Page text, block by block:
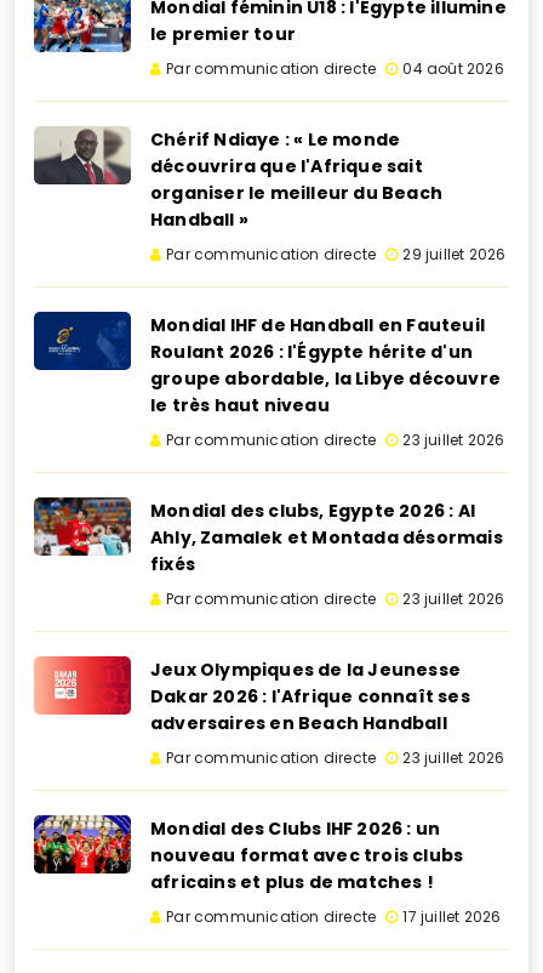
Mondial féminin U18 : l'Égypte illumine
le premier tour
Par communication directe 04 août 2026
Chérif Ndiaye : « Le monde
découvrira que l'Afrique sait
organiser le meilleur du Beach
Handball »
Par communication directe 29 juillet 2026
Mondial IHF de Handball en Fauteuil
Roulant 2026 : l'Égypte hérite d'un
groupe abordable, la Libye découvre
le très haut niveau
Par communication directe 23 juillet 2026
Mondial des clubs, Egypte 2026 : Al
Ahly, Zamalek et Montada désormais
fixés
Par communication directe 23 juillet 2026
Jeux Olympiques de la Jeunesse
Dakar 2026 : l'Afrique connaît ses
adversaires en Beach Handball
Par communication directe 23 juillet 2026
Mondial des Clubs IHF 2026 : un
nouveau format avec trois clubs
africains et plus de matches !
Par communication directe 17 juillet 2026